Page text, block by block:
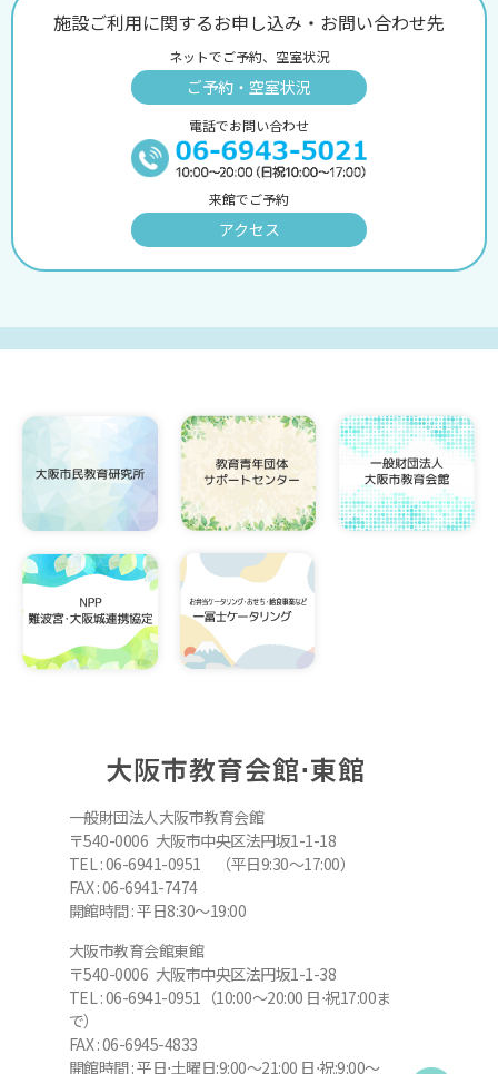
施設ご利用に関するお申し込み・お問い合わせ先
ネットでご予約、空室状況
ご予約・空室状況
電話でお問い合わせ
来館でご予約
アクセス
大阪市教育会館⋅東館
一般財団法人大阪市教育会館
〒540-0006 大阪市中央区法円坂1-1-18
TEL : 06-6941-0951 （平日9:30～17:00）
FAX : 06-6941-7474
開館時間 : 平日8:30～19:00
大阪市教育会館東館
〒540-0006 大阪市中央区法円坂1-1-38
TEL : 06-6941-0951（10:00～20:00 日⋅祝17:00ま
で）
FAX : 06-6945-4833
開館時間 : 平日⋅土曜日:9:00～21:00 日⋅祝:9:00～